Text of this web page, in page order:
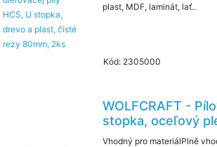
plast, MDF, laminát, lať..
Kód: 2305000
WOLFCRAFT -
stopka, oceľový
Vhodný pro materiálPlně